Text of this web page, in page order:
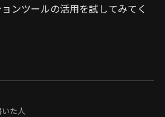
ンツールの活用を試してみてく
た人